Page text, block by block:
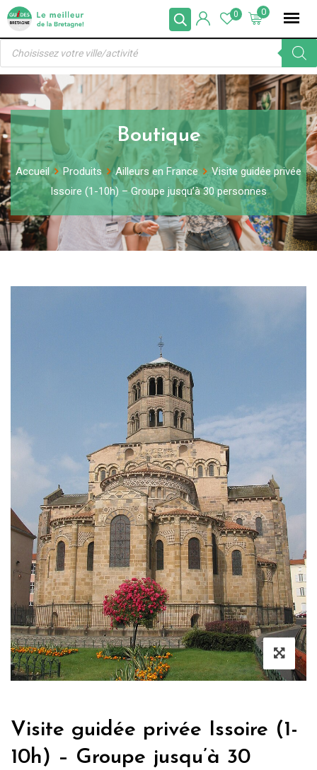
Skip
content
0
0
Recherche
produits
Boutique
Accueil Produits Ailleurs en France
Visite guidée privée
Issoire (1-10h) – Groupe jusqu’à 30 personnes
Visite guidée privée Issoire (1-
10h) – Groupe jusqu’à 30